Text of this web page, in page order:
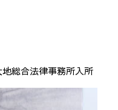
総合法律事務所入所